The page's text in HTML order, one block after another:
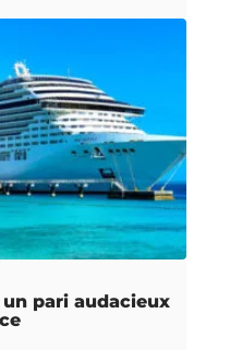
pari audacieux